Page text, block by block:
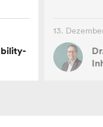
13.